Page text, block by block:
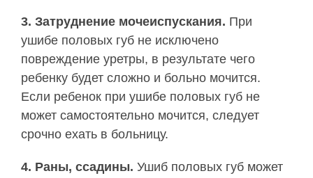
3. Затруднение мочеиспускания. При
ушибе половых губ не исключено
повреждение уретры, в результате чего
ребенку будет сложно и больно мочится.
Если ребенок при ушибе половых губ не
может самостоятельно мочится, следует
срочно ехать в больницу.
4. Раны, ссадины. Ушиб половых губ может